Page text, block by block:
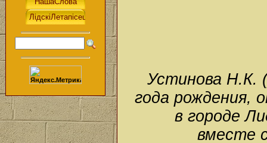
Устинова Н.К.
года рождения,
в городе
вместе